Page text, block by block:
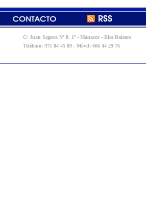
C/ Juan Segura Nº 8, 1º - Manacor - Illes Balears
Teléfono: 971 84 45 89 - Móvil: 606 44 29 76